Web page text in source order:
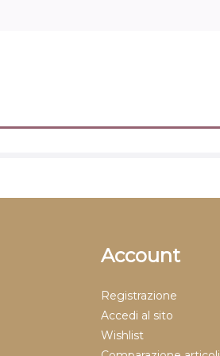
Account
Registrazione
Accedi al sito
Wishlist